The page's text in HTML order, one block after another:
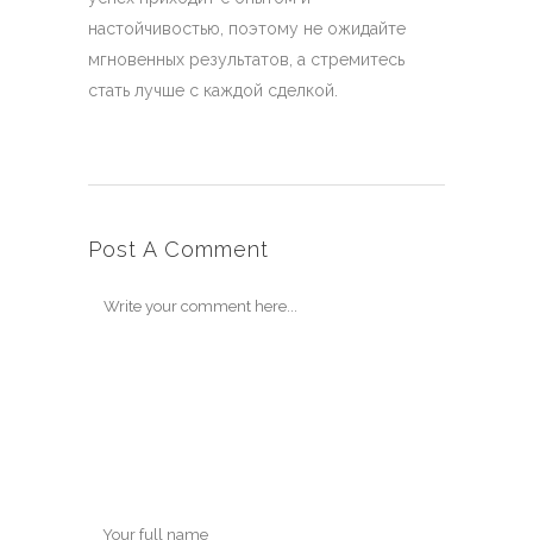
настойчивостью, поэтому не ожидайте
мгновенных результатов, а стремитесь
стать лучше с каждой сделкой.
Post A Comment